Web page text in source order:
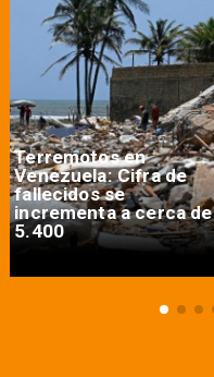
Terremotos en
Venezuela: Cifra de
fallecidos se
incrementa a cerca de
5.400